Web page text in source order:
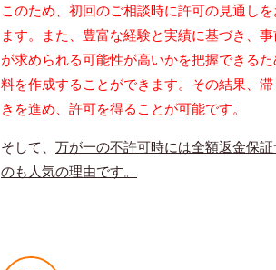
このため、初回のご相談時に許可の見通し
ます。また、豊富な経験と実績に基づき、
が求められる可能性が高いかを把握できる
料を作成することができます。その結果、
きを進め、許可を得ることが可能です。
そして、 万が一の不許可時には全額返金保
のも人気の理由です。